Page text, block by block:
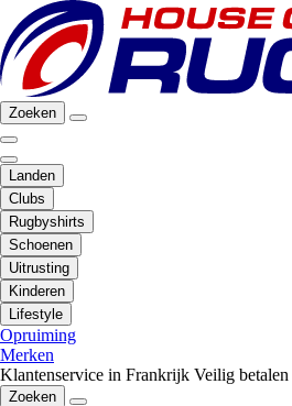
Zoeken
Landen
Clubs
Rugbyshirts
Schoenen
Uitrusting
Kinderen
Lifestyle
Opruiming
Merken
Klantenservice in Frankrijk Veilig betalen
Zoeken